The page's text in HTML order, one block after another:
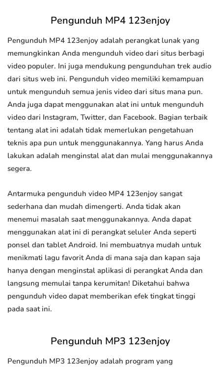
Pengunduh MP4 123enjoy
Pengunduh MP4 123enjoy adalah perangkat lunak yang
memungkinkan Anda mengunduh video dari situs berbagi
video populer. Ini juga mendukung pengunduhan trek audio
dari situs web ini. Pengunduh video memiliki kemampuan
untuk mengunduh semua jenis video dari situs mana pun.
Anda juga dapat menggunakan alat ini untuk mengunduh
video dari Instagram, Twitter, dan Facebook. Bagian terbaik
tentang alat ini adalah tidak memerlukan pengetahuan
teknis apa pun untuk menggunakannya. Yang harus Anda
lakukan adalah menginstal alat dan mulai menggunakannya
segera.
Antarmuka pengunduh video MP4 123enjoy sangat
sederhana dan mudah dimengerti. Anda tidak akan
menemui masalah saat menggunakannya. Anda dapat
menggunakan alat ini di perangkat seluler Anda seperti
ponsel dan tablet Android. Ini membuatnya mudah untuk
menikmati lagu favorit Anda di mana saja dan kapan saja
hanya dengan menginstal aplikasi di perangkat Anda dan
langsung memulai tanpa kerumitan! Diketahui bahwa
pengunduh video dapat memberikan efek tingkat tinggi
pada saat ini.
Pengunduh MP3 123enjoy
Pengunduh MP3 123enjoy adalah program yang